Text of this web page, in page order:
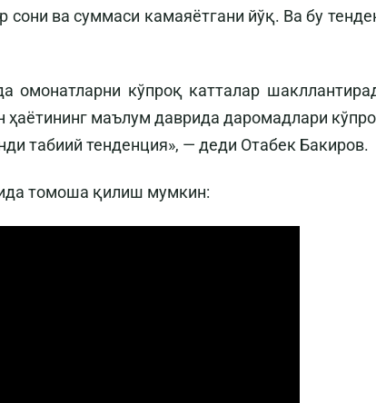
сони ва суммаси камаяётгани йўқ. Ва бу
омонатларни кўпроқ катталар
ҳаётининг маълум даврида даромадлари
табиий тенденция», — деди Отабек Бакиров.
томоша қилиш мумкин: